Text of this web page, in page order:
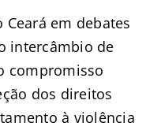
Ceará em debates
intercâmbio de
compromisso
dos direitos
à violência